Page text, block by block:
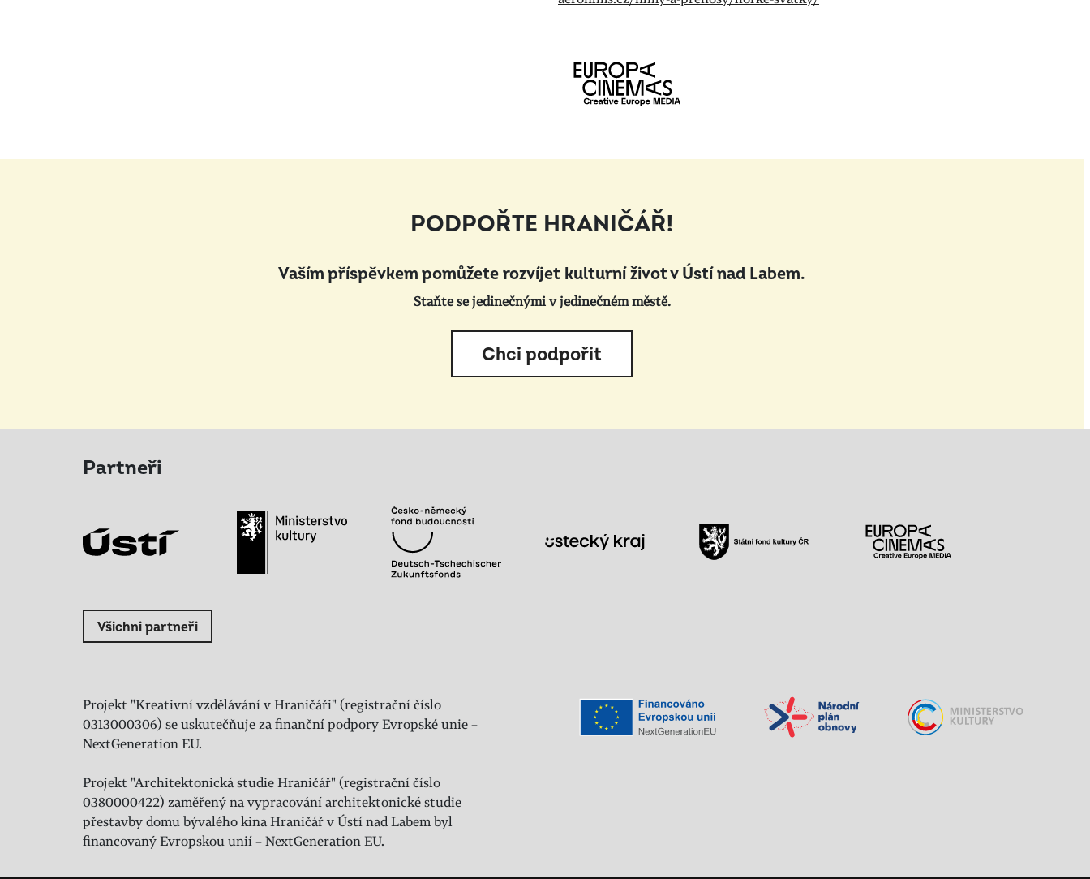
PODPOŘTE HRANIČÁŘ!
Vaším příspěvkem pomůžete rozvíjet kulturní život v Ústí nad Labem.
Staňte se jedinečnými v jedinečném městě.
Chci podpořit
Partneři
Všichni partneři
Projekt "Kreativní vzdělávání v Hraničáři" (registrační číslo
0313000306) se uskutečňuje za finanční podpory Evropské unie –
NextGeneration EU.
Projekt "Architektonická studie Hraničář" (registrační číslo
0380000422) zaměřený na vypracování architektonické studie
přestavby domu bývalého kina Hraničář v Ústí nad Labem byl
financovaný Evropskou unií – NextGeneration EU.